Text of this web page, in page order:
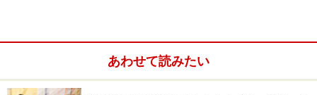
あわせて読みたい